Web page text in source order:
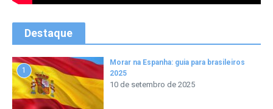
Destaque
1
Morar na Espanha: guia para brasileiros
2025
10 de setembro de 2025